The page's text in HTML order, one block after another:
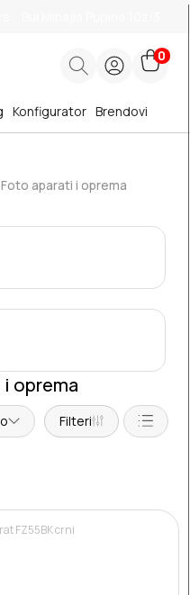
0
Brendovi
Konfigurator
Foto aparati i oprema
oprema
Filteri